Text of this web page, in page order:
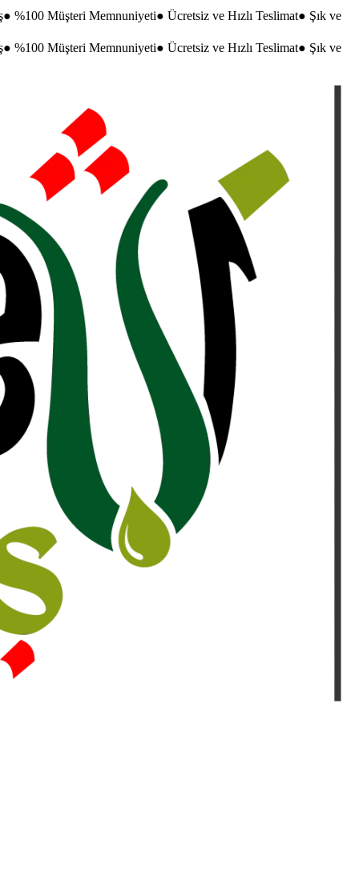
● %100 Müşteri Memnuniyeti● Ücretsiz ve Hızlı Teslimat● Şık ve
● %100 Müşteri Memnuniyeti● Ücretsiz ve Hızlı Teslimat● Şık ve